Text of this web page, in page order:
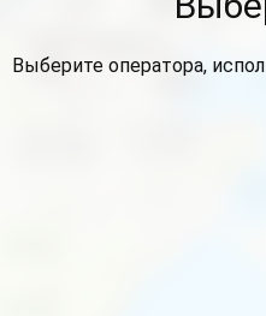
Выберите оператора,